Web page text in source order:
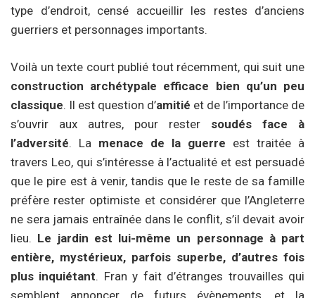
type d’endroit, censé accueillir les restes d’anciens
guerriers et personnages importants.
Voilà un texte court publié tout récemment, qui suit une
construction archétypale efficace bien qu’un peu
classique. Il est question d’amitié et de l’importance de
s’ouvrir aux autres, pour rester soudés face à
l’adversité. La menace de la guerre est traitée à
travers Leo, qui s’intéresse à l’actualité et est persuadé
que le pire est à venir, tandis que le reste de sa famille
préfère rester optimiste et considérer que l’Angleterre
ne sera jamais entraînée dans le conflit, s’il devait avoir
lieu. Le jardin est lui-même un personnage à part
entière, mystérieux, parfois superbe, d’autres fois
plus inquiétant. Fran y fait d’étranges trouvailles qui
semblent annoncer de futurs évènements, et la